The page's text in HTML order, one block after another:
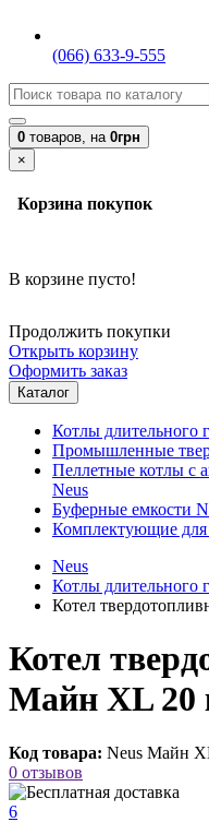
(066) 633-9-555
0 товаров, на 0грн
×
Корзина покупок
В корзине пусто!
Продолжить покупки
Открыть корзину
Оформить заказ
Каталог
Котлы длительного
Промышленные
Пеллетные котлы с
Neus
Буферные емкости
Комплектующие для
Neus
Котлы длительного
Котел
Котел
Майн XL 20
Код товара: Neus Майн
0 отзывов
6